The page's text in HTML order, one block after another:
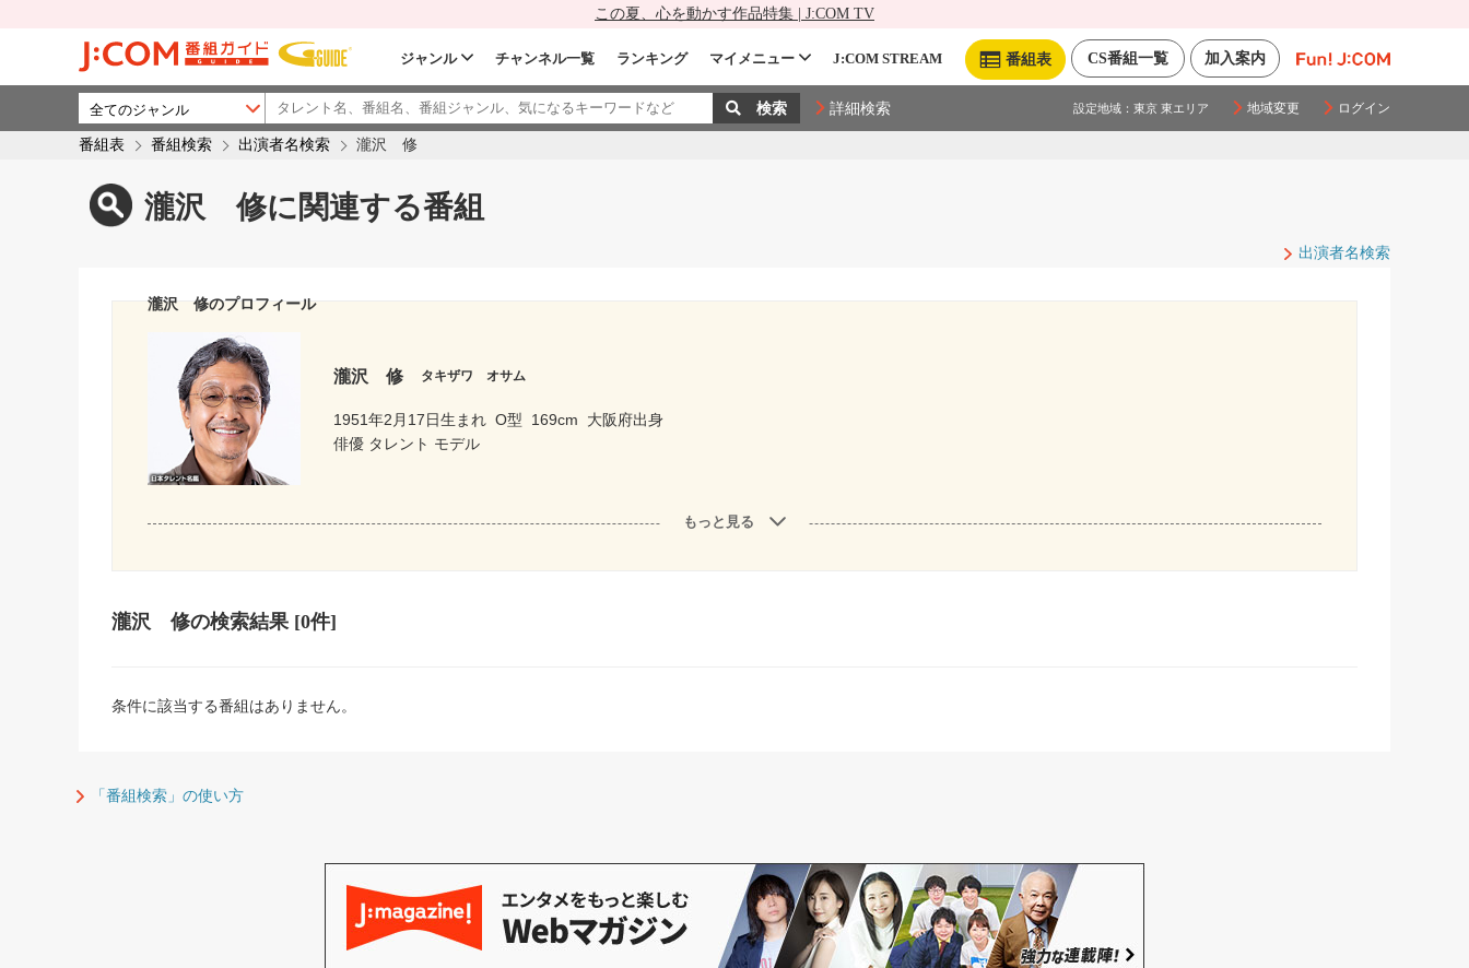
この夏、心を動かす作品特集 | J:COM TV
加入案内
CS番組一覧
番組表
ジャンル チャンネル一覧 ランキング マイメニュー J:COM STREAM
詳細検索 設定地域： 東京 東エリア 地域変更 ログイン
番組表 番組検索 出演者名検索 瀧沢 修
瀧沢 修に関連する番組
出演者名検索
瀧沢 修のプロフィール
瀧沢 修 タキザワ オサム
1951年2月17日生まれ O型 169cm
大阪府出身
俳優 タレント モデル
もっと見る
瀧沢 修の検索結果 [0件]
条件に該当する番組はありません。
「番組検索」の使い方